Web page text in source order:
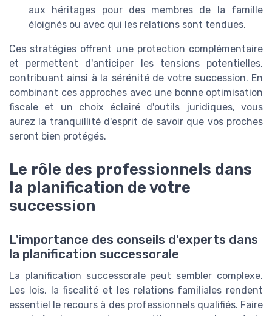
aux héritages pour des membres de la famille
éloignés ou avec qui les relations sont tendues.
Ces stratégies offrent une protection complémentaire
et permettent d'anticiper les tensions potentielles,
contribuant ainsi à la sérénité de votre succession. En
combinant ces approches avec une bonne optimisation
fiscale et un choix éclairé d'outils juridiques, vous
aurez la tranquillité d'esprit de savoir que vos proches
seront bien protégés.
Le rôle des professionnels dans
la planification de votre
succession
L'importance des conseils d'experts dans
la planification successorale
La planification successorale peut sembler complexe.
Les lois, la fiscalité et les relations familiales rendent
essentiel le recours à des professionnels qualifiés. Faire